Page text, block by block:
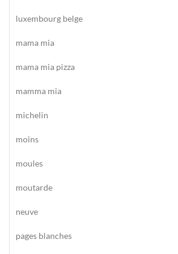
luxembourg belge
mama mia
mama mia pizza
mamma mia
michelin
moins
moules
moutarde
neuve
pages blanches